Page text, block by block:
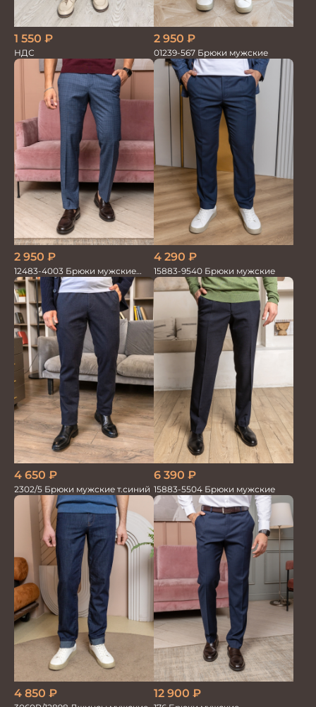
1 550 ₽
НДС
2 950 ₽
01239-567 Брюки мужские
2 950 ₽
12483-4003 Брюки мужские
серо-голубые
4 290 ₽
15883-9540 Брюки мужские
4 650 ₽
2302/5 Брюки мужские т.синий
6 390 ₽
15883-5504 Брюки мужские
4 850 ₽ 12 900 ₽